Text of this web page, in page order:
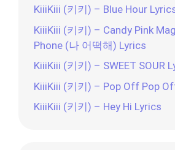
KiiiKiii (키키) – Blue Hour
KiiiKiii (키키) – Candy Pink
Phone (나 어떡해) Lyrics
KiiiKiii (키키) – SWEET SOUR
KiiiKiii (키키) – Pop Off Pop
KiiiKiii (키키) – Hey Hi Lyrics